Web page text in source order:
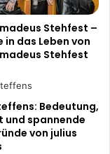
Stehfest –
in das Leben von
Stehfest
Bedeutung,
und spannende
von julius